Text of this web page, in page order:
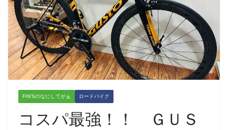
FIN'Sのなにしてがぁ ロードバイク
コスパ最強！！ ＧＵＳ